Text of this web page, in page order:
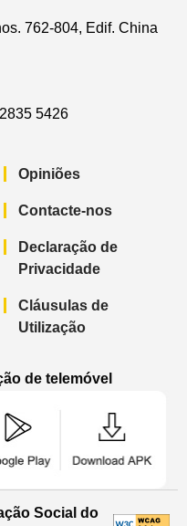
762-804, Edif. China
5426
Opiniões
Contacte-nos
Declaração de
Privacidade
Cláusulas de
Utilização
de telemóvel
Social do